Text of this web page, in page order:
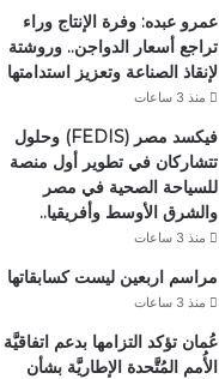
عمرو عبده: وفرة الإنتاج وراء
تراجع أسعار الدواجن.. وروشتة
لإنقاذ الصناعة وتعزيز استدامتها
منذ 3 ساعات
فيكسد مصر (FEDIS) وحلول
تتشاركان في تطوير أول منصة
للسياحة الصحية في مصر
والشرق الأوسط وأفريقيا..
منذ 3 ساعات
مراسم اربعين ليست كسابقاتها
منذ 3 ساعات
عُمان تؤكد التزامها بدعم اتفاقيَّة
الأُمم المُتَّحدة الإطاريَّة بشأن